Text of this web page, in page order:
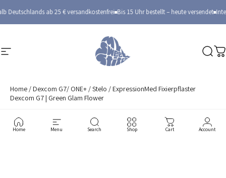
Deutschlands ab 25 € versandkostenfrei Bis 15 Uhr bestellt – heute versendet
Seitennavigation MySweetStitch
Home Menu Search Shop Cart Account
Home /Dexcom G7/ ONE+ / Stelo /ExpressionMed Fixierpflaster
Dexcom G7 | Green Glam Flower